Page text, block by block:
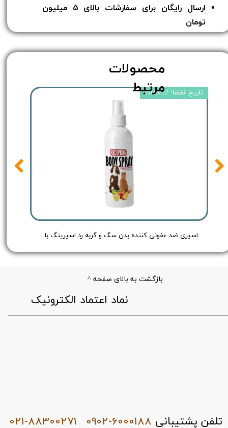
ارسال رایگان برای سفارشات بالای 5 میلیون
تومان​​​​​​​
اسپری ضد عفونی کننده بدن سگ و گربه رد اسپرینگ با رایحه هلو و لیمو - Redspring Cat & Dog Body Spray Peach & Lemon Flavour - حجم 150 میلی لیتر
تاریخ انقضا: 2025/12
محصولات
مرتبط
0902-6000188
بازگشت به بالای صفحه ^
021-88300271
​نماد اعتماد الکترونیک